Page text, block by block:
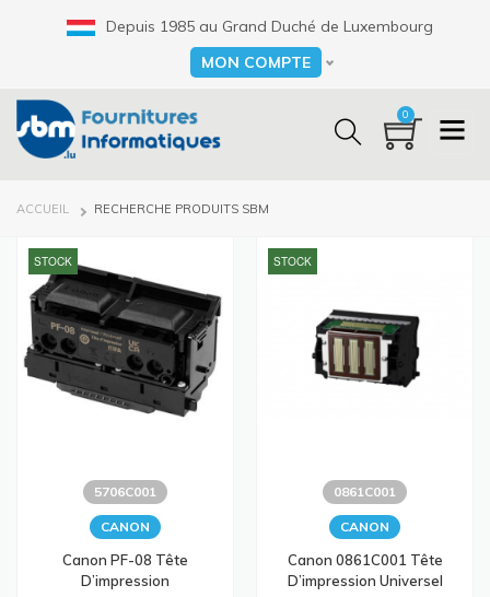
Depuis 1985 au Grand Duché de Luxembourg
Select your language
MON COMPTE
0
FIL
ACCUEIL RECHERCHE PRODUITS SBM
STOCK
5706C001
CANON
Canon PF-08 Tête
D’impression
STOCK
0861C001
CANON
Canon 0861C001 Tête
D’impression Universel